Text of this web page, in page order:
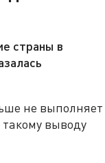
страны в
не выполняет
выводу